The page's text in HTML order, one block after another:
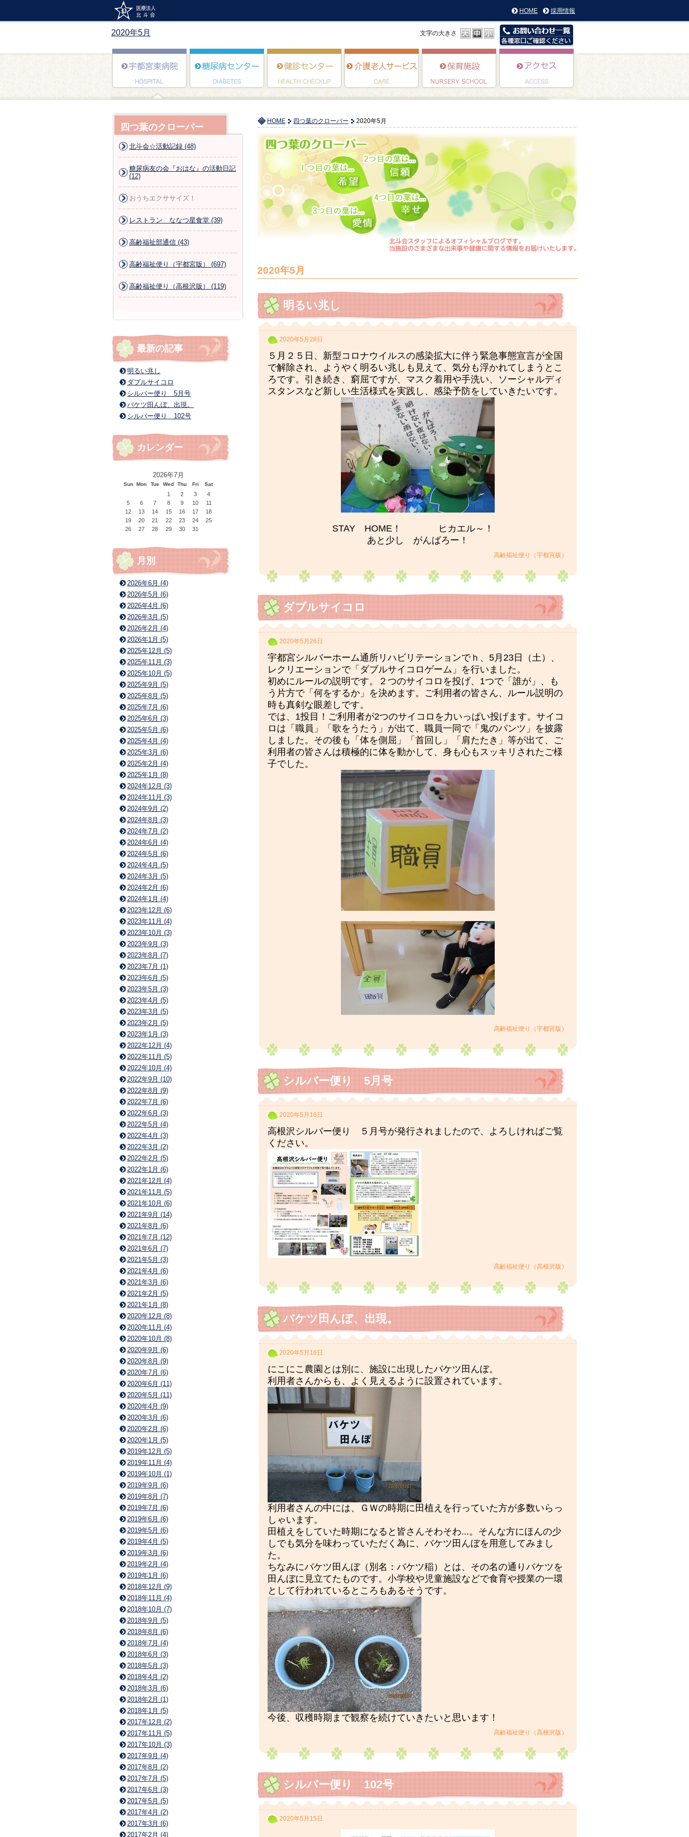
HOME 採用情報
2020年5月 文字の大きさ
HOME 四つ葉のクローバー 2020年5月
2020年5月
明るい兆し
2020年5月28日
５月２５日、新型コロナウイルスの感染拡大に伴う緊急事態宣言が全国
で解除され、ようやく明るい兆しも見えて、気分も浮かれてしまうとこ
ろです。引き続き、窮屈ですが、マスク着用や手洗い、ソーシャルディ
スタンスなど新しい生活様式を実践し、感染予防をしていきたいです。
STAY HOME！ ヒカエル～！
あと少し がんばろー！
高齢福祉便り（宇都宮版）
ダブルサイコロ
2020年5月26日
宇都宮シルバーホーム通所リハビリテーションでｈ、5月23日（土）、
レクリエーションで「ダブルサイコロゲーム」を行いました。
初めにルールの説明です。２つのサイコロを投げ、1つで「誰が」、も
う片方で「何をするか」を決めます。ご利用者の皆さん、ルール説明の
時も真剣な眼差しです。
では、1投目！ご利用者が2つのサイコロを力いっぱい投げます。サイコ
ロは「職員」「歌をうたう」が出て、職員一同で「鬼のパンツ」を披露
しました。その後も「体を側屈」「首回し」「肩たたき」等が出て、ご
利用者の皆さんは積極的に体を動かして、身も心もスッキリされたご様
子でした。
高齢福祉便り（宇都宮版）
シルバー便り 5月号
2020年5月16日
高根沢シルバー便り ５月号が発行されましたので、よろしければご覧
ください。
高齢福祉便り（高根沢版）
バケツ田んぼ、出現。
2020年5月16日
にこにこ農園とは別に、施設に出現したバケツ田んぼ。
利用者さんからも、よく見えるように設置されています。
利用者さんの中には、ＧＷの時期に田植えを行っていた方が多数いらっ
しゃいます。
田植えをしていた時期になると皆さんそわそわ...。そんな方にほんの少
しでも気分を味わっていただく為に、バケツ田んぼを用意してみまし
た。
ちなみにバケツ田んぼ（別名：バケツ稲）とは、その名の通りバケツを
田んぼに見立てたものです。小学校や児童施設などで食育や授業の一環
として行われているところもあるそうです。
今後、収穫時期まで観察を続けていきたいと思います！
高齢福祉便り（高根沢版）
シルバー便り 102号
2020年5月15日
四つ葉のクローバー
北斗会☆活動記録 (48)
糖尿病友の会『おはな』の活動日記
(12)
おうちエクササイズ！
レストラン ななつ星食堂 (39)
高齢福祉部通信 (43)
高齢福祉便り（宇都宮版） (697)
高齢福祉便り（高根沢版） (119)
最新の記事
明るい兆し
ダブルサイコロ
シルバー便り 5月号
バケツ田んぼ、出現。
シルバー便り 102号
カレンダー
2026年7月
Sun Mon Tue Wed Thu Fri Sat
1 2 3
4
5
6 7 8 9 10
11
12
13 14 15 16 17
18
19
20 21 22 23 24
25
26
27 28 29 30 31
月別
2026年6月 (4)
2026年5月 (6)
2026年4月 (6)
2026年3月 (5)
2026年2月 (4)
2026年1月 (5)
2025年12月 (5)
2025年11月 (3)
2025年10月 (5)
2025年9月 (5)
2025年8月 (5)
2025年7月 (6)
2025年6月 (3)
2025年5月 (6)
2025年4月 (4)
2025年3月 (6)
2025年2月 (4)
2025年1月 (8)
2024年12月 (3)
2024年11月 (3)
2024年9月 (2)
2024年8月 (3)
2024年7月 (2)
2024年6月 (4)
2024年5月 (6)
2024年4月 (5)
2024年3月 (5)
2024年2月 (6)
2024年1月 (4)
2023年12月 (6)
2023年11月 (4)
2023年10月 (3)
2023年9月 (3)
2023年8月 (7)
2023年7月 (1)
2023年6月 (5)
2023年5月 (3)
2023年4月 (5)
2023年3月 (5)
2023年2月 (5)
2023年1月 (3)
2022年12月 (4)
2022年11月 (5)
2022年10月 (4)
2022年9月 (10)
2022年8月 (9)
2022年7月 (6)
2022年6月 (3)
2022年5月 (4)
2022年4月 (3)
2022年3月 (2)
2022年2月 (5)
2022年1月 (6)
2021年12月 (4)
2021年11月 (5)
2021年10月 (6)
2021年9月 (14)
2021年8月 (6)
2021年7月 (12)
2021年6月 (7)
2021年5月 (3)
2021年4月 (6)
2021年3月 (6)
2021年2月 (5)
2021年1月 (8)
2020年12月 (8)
2020年11月 (4)
2020年10月 (8)
2020年9月 (6)
2020年8月 (9)
2020年7月 (6)
2020年6月 (11)
2020年5月 (11)
2020年4月 (9)
2020年3月 (6)
2020年2月 (6)
2020年1月 (5)
2019年12月 (5)
2019年11月 (4)
2019年10月 (1)
2019年9月 (6)
2019年8月 (7)
2019年7月 (6)
2019年6月 (6)
2019年5月 (6)
2019年4月 (5)
2019年3月 (6)
2019年2月 (4)
2019年1月 (6)
2018年12月 (9)
2018年11月 (4)
2018年10月 (7)
2018年9月 (5)
2018年8月 (6)
2018年7月 (4)
2018年6月 (3)
2018年5月 (3)
2018年4月 (2)
2018年3月 (6)
2018年2月 (1)
2018年1月 (5)
2017年12月 (2)
2017年11月 (5)
2017年10月 (3)
2017年9月 (4)
2017年8月 (2)
2017年7月 (5)
2017年6月 (3)
2017年5月 (5)
2017年4月 (2)
2017年3月 (6)
2017年2月 (4)